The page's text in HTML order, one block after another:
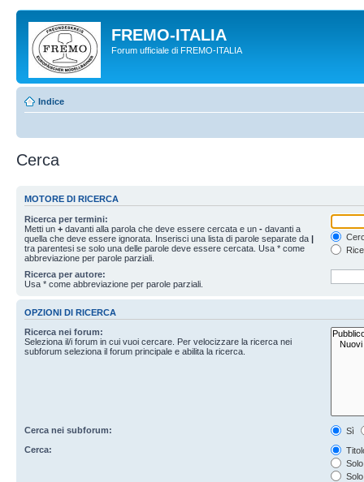
FREMO-ITALIA
Forum ufficiale di FREMO-ITALIA
Indice
Cerca
MOTORE DI RICERCA
Ricerca per termini:
Metti un + davanti alla parola che deve essere cercata e un - davanti a
quella che deve essere ignorata. Inserisci una lista di parole separate da |
tra parentesi se solo una delle parole deve essere cercata. Usa * come
abbreviazione per parole parziali.
Ricerca per autore:
Usa * come abbreviazione per parole parziali.
OPZIONI DI RICERCA
Ricerca nei forum:
Seleziona il/i forum in cui vuoi cercare. Per velocizzare la ricerca nei
subforum seleziona il forum principale e abilita la ricerca.
Cerca nei subforum:
Sì
Cerca: